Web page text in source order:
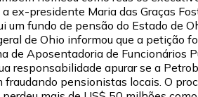
ex-presidente Maria das Graças
um fundo de pensão do Estado de
de Ohio informou que a petição
de Aposentadoria de Funcionários
responsabilidade apurar se a
pensionistas locais. O